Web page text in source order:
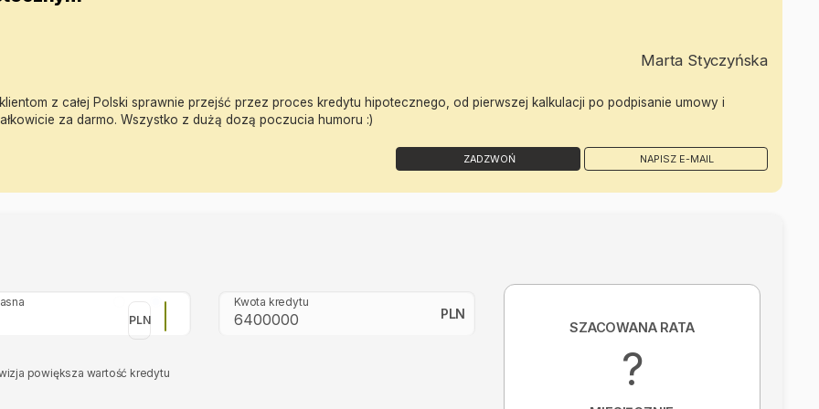
Marta Styczyńska
z całej Polski sprawnie przejść przez proces kredytu hipotecznego, od pierwszej kalkulacji po podpisanie umowy i
za darmo. Wszystko z dużą dozą poczucia humoru :)
ZADZWOŃ NAPISZ E-MAIL
PLN
Kwota kredytu
PLN
powiększa wartość kredytu
SZACOWANA RATA
?